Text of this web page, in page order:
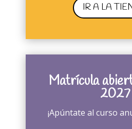
IR A LA
Matrícula
2027
¡Apúntate al curso